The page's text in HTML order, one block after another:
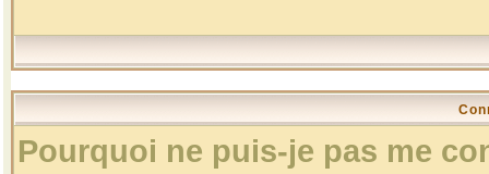
Pourquoi ne puis-je pas me